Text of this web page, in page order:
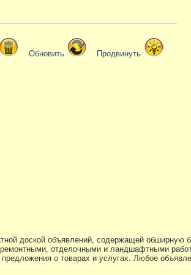
Обновить Продвинуть
доской объявлений, содержащей обширную
отделочными и ландшафтными
о товарах и услугах. Любое